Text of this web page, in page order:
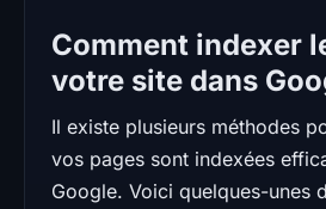
Comment indexer
votre site dans
Il existe plusieurs méthodes
vos pages sont indexées
Google. Voici quelques-unes